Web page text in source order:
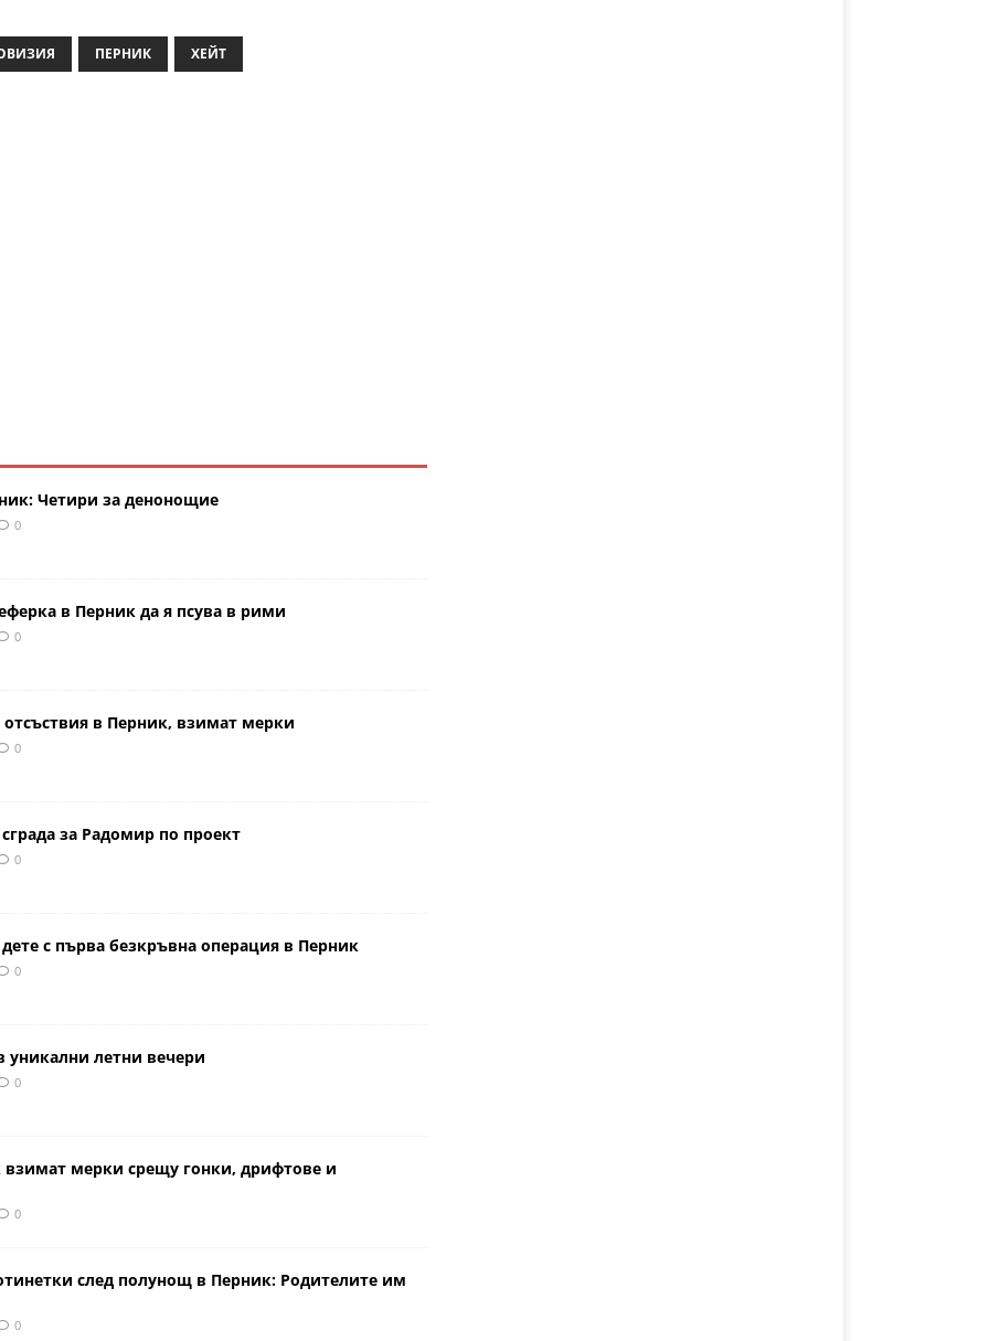
ПЕРНИК ХЕЙТ
Четири за денонощие
0
в Перник да я псува в рими
0
в Перник, взимат мерки
0
за Радомир по проект
0
с първа безкръвна операция в Перник
0
летни вечери
0
мерки срещу гонки, дрифтове и
0
след полунощ в Перник: Родителите им
0